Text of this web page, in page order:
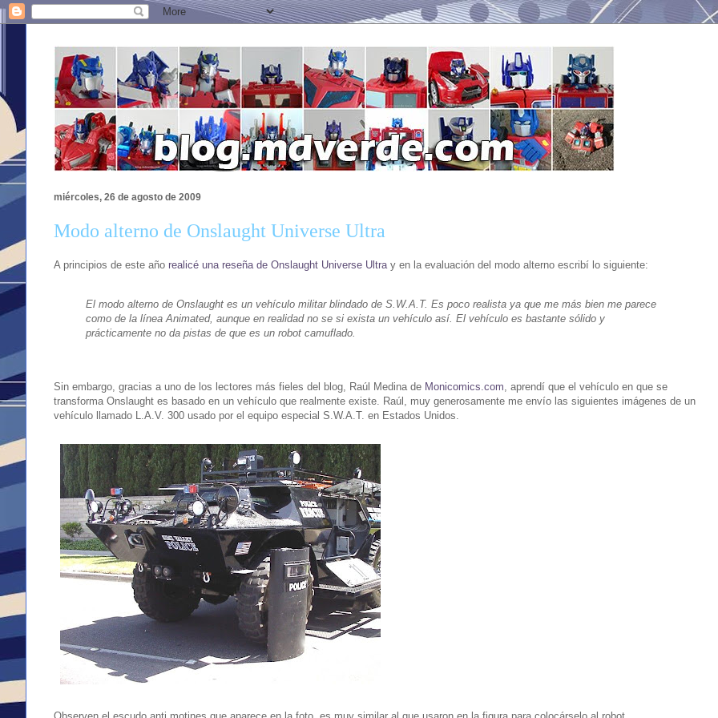
miércoles, 26 de agosto de 2009
Modo alterno de Onslaught Universe Ultra
A principios de este año realicé una reseña de Onslaught Universe Ultra y en la evaluación del modo alterno escribí lo siguiente:
El modo alterno de Onslaught es un vehículo militar blindado de S.W.A.T. Es poco realista ya que me más bien me parece
como de la línea Animated, aunque en realidad no se si exista un vehículo así. El vehículo es bastante sólido y
prácticamente no da pistas de que es un robot camuflado.
Sin embargo, gracias a uno de los lectores más fieles del blog, Raúl Medina de Monicomics.com , aprendí que el vehículo en que se
transforma Onslaught es basado en un vehículo que realmente existe. Raúl, muy generosamente me envío las siguientes imágenes de un
vehículo llamado L.A.V. 300 usado por el equipo especial S.W.A.T. en Estados Unidos.